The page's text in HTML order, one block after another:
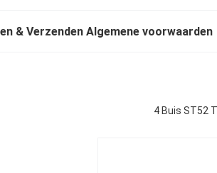
& Verzenden Algemene voorwaarden
4 Buis ST52